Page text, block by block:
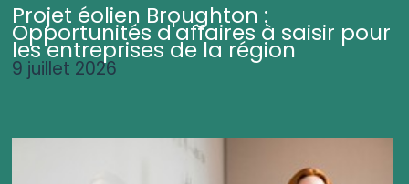
Projet éolien Broughton :
Opportunités d'affaires à saisir pour
les entreprises de la région
9 juillet 2026